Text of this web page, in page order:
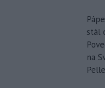
stál
na